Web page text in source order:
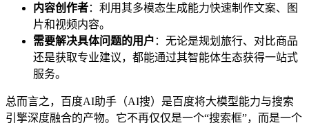
内容创作者：利用其多模态生成能力快速制作文案、图
片和视频内容。
需要解决具体问题的用户 ：无论是规划旅行、对比商品
还是获取专业建议，都能通过其智能体生态获得一站式
服务。
总而言之，百度AI助手（AI搜）是百度将大模型能力与搜索
引擎深度融合的产物。它不再仅仅是一个“搜索框”，而是一个